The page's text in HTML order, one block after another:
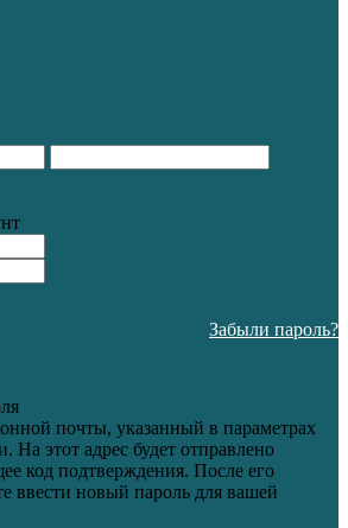
Забыли пароль?
почты, указанный в параметрах
На этот адрес будет отправлено
код подтверждения. После его
ввести новый пароль для вашей